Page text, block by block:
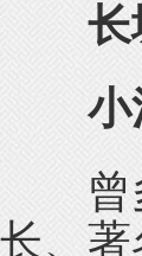
长城
小河
曾多
长、